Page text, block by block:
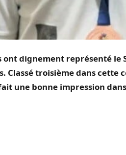
ont dignement représenté le
Classétroisième dans cette
une bonne impression